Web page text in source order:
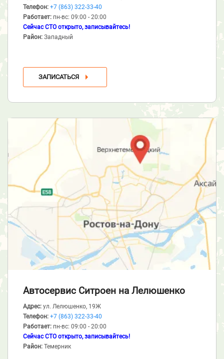
Телефон: +7 (863) 322-33-40
Работает: пн-вс: 09:00 - 20:00
Сейчас СТО открыто, записывайтесь!
Район: Западный
ЗАПИСАТЬСЯ
Автосервис Ситроен на Лелюшенко
Адрес: ул. Лелюшенко, 19Ж
Телефон: +7 (863) 322-33-40
Работает: пн-вс: 09:00 - 20:00
Сейчас СТО открыто, записывайтесь!
Район: Темерник